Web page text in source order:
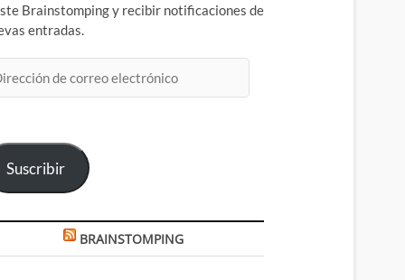
Brainstomping y recibir notificaciones de
entradas.
Suscribir
BRAINSTOMPING